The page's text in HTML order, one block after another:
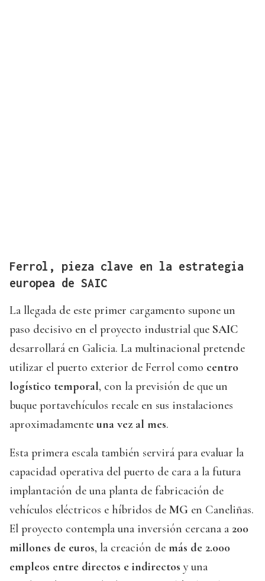
Ferrol, pieza clave en la estrategia
europea de SAIC
La llegada de este primer cargamento supone un
paso decisivo en el proyecto industrial que SAIC
desarrollará en Galicia. La multinacional pretende
utilizar el puerto exterior de Ferrol como centro
logístico temporal, con la previsión de que un
buque portavehículos recale en sus instalaciones
aproximadamente una vez al mes.
Esta primera escala también servirá para evaluar la
capacidad operativa del puerto de cara a la futura
implantación de una planta de fabricación de
vehículos eléctricos e híbridos de MG en Caneliñas.
El proyecto contempla una inversión cercana a 200
millones de euros, la creación de más de 2.000
empleos entre directos e indirectos y una